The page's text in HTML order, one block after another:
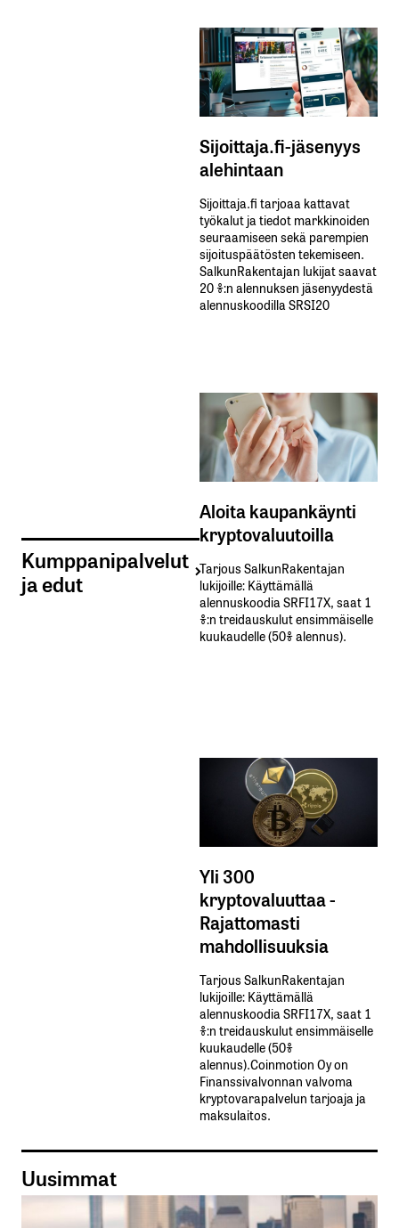
Kumppanipalvelut
ja edut
Sijoittaja.fi-jäsenyys
alehintaan
Sijoittaja.fi tarjoaa kattavat
työkalut ja tiedot markkinoiden
seuraamiseen sekä parempien
sijoituspäätösten tekemiseen.
SalkunRakentajan lukijat saavat
20 %:n alennuksen jäsenyydestä
alennuskoodilla SRSI20
Aloita kaupankäynti
kryptovaluutoilla
Tarjous SalkunRakentajan
lukijoille: Käyttämällä​ ​
alennuskoodia​ ​SRFI17X,​ ​saat​ ​1
%:n treidauskulut​ ​ensimmäiselle​ ​
kuukaudelle​ ​(50%​ ​alennus).
Yli 300
kryptovaluuttaa -
Rajattomasti
mahdollisuuksia
Tarjous SalkunRakentajan
lukijoille: Käyttämällä​ ​
alennuskoodia​ ​SRFI17X,​ ​saat​ ​1
%:n treidauskulut​ ​ensimmäiselle​ ​
kuukaudelle​ ​(50%​ ​
alennus).Coinmotion Oy on
Finanssivalvonnan valvoma
kryptovarapalvelun tarjoaja ja
maksulaitos.
Uusimmat